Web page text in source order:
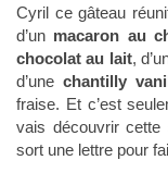
Cyril ce gâteau
d’un macaron au
chocolat au lait,
d’une chantilly
fraise. Et c’est
vais découvrir
sort une lettre pour